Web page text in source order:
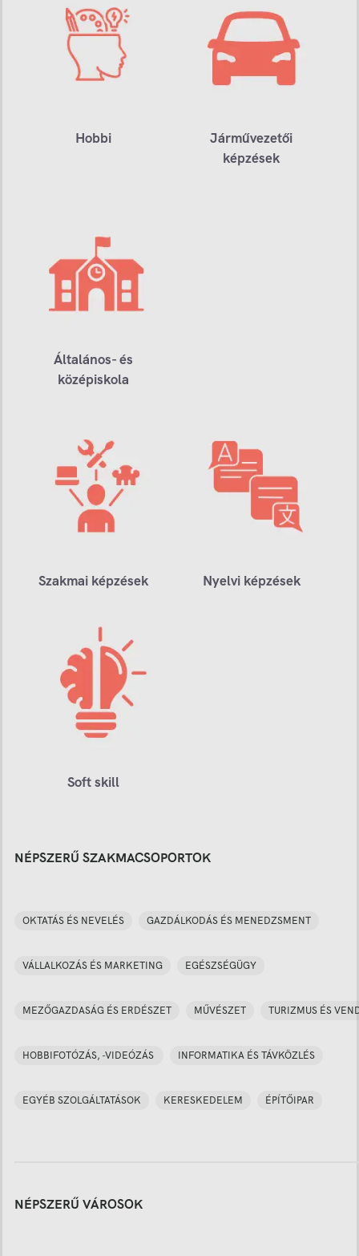
Hobbi
Járművezetői
képzések
Általános- és
középiskola
Szakmai képzések Nyelvi képzések
Soft skill
NÉPSZERŰ SZAKMACSOPORTOK
OKTATÁS ÉS NEVELÉS GAZDÁLKODÁS ÉS MENEDZSMENT
VÁLLALKOZÁS ÉS MARKETING EGÉSZSÉGÜGY
MEZŐGAZDASÁG ÉS ERDÉSZET MŰVÉSZET TURIZMUS ÉS
HOBBIFOTÓZÁS, -VIDEÓZÁS INFORMATIKA ÉS TÁVKÖZLÉS
EGYÉB SZOLGÁLTATÁSOK KERESKEDELEM ÉPÍTŐIPAR
NÉPSZERŰ VÁROSOK